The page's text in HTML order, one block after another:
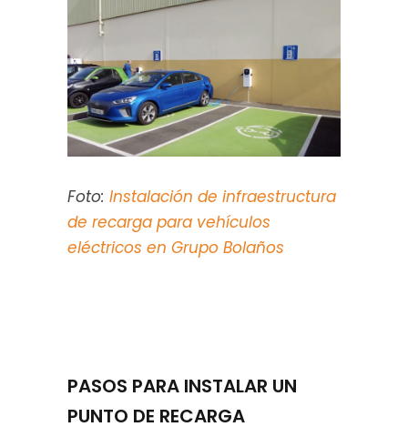
Foto: Instalación de infraestructura
de recarga para vehículos
eléctricos en Grupo Bolaños
PASOS PARA INSTALAR UN
PUNTO DE RECARGA